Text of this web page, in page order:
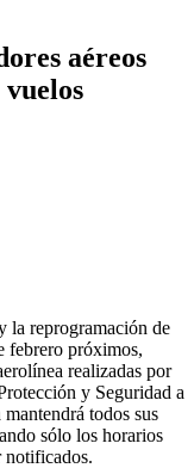
aéreos
la reprogramación de
febrero próximos,
realizadas por
y Seguridad a
todos sus
sólo los horarios
notificados.